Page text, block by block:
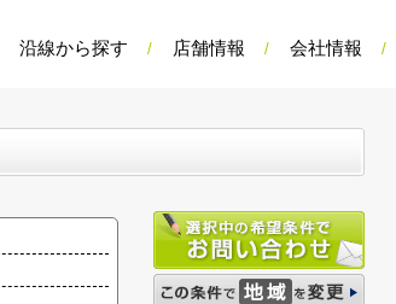
沿線から探す 店舗情報 会社情報